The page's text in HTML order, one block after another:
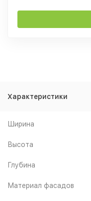
Характеристики
Ширина
Высота
Глубина
Материал фасадов